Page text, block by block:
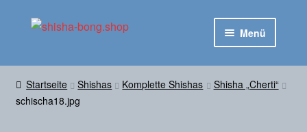
Zur
Zum
Menü
Startseite
Shop
Startseite Shishas Komplette Shishas
Shisha „Cherti“
schischa18.jpg